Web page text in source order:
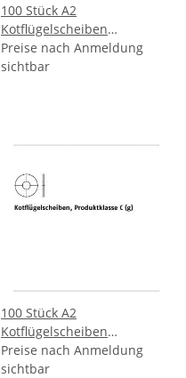
100 Stück A2
Kotflügelscheiben
Produktklasse C (g)
10,5x30x1,5 mm
Preise nach Anmeldung
sichtbar
100 Stück A2
Kotflügelscheiben
Produktklasse C (g)
12,5x30x1,5 mm
Preise nach Anmeldung
sichtbar